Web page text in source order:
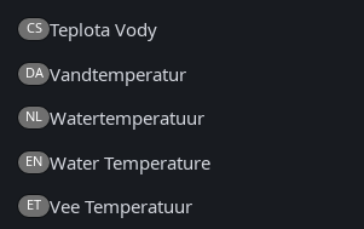
CS Teplota Vody
DA Vandtemperatur
NL Watertemperatuur
EN Water Temperature
ET Vee Temperatuur